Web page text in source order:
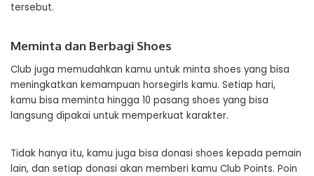
tersebut.
Meminta dan Berbagi Shoes
Club juga memudahkan kamu untuk minta shoes yang bisa
meningkatkan kemampuan horsegirls kamu. Setiap hari,
kamu bisa meminta hingga 10 pasang shoes yang bisa
langsung dipakai untuk memperkuat karakter.
Tidak hanya itu, kamu juga bisa donasi shoes kepada pemain
lain, dan setiap donasi akan memberi kamu Club Points. Poin